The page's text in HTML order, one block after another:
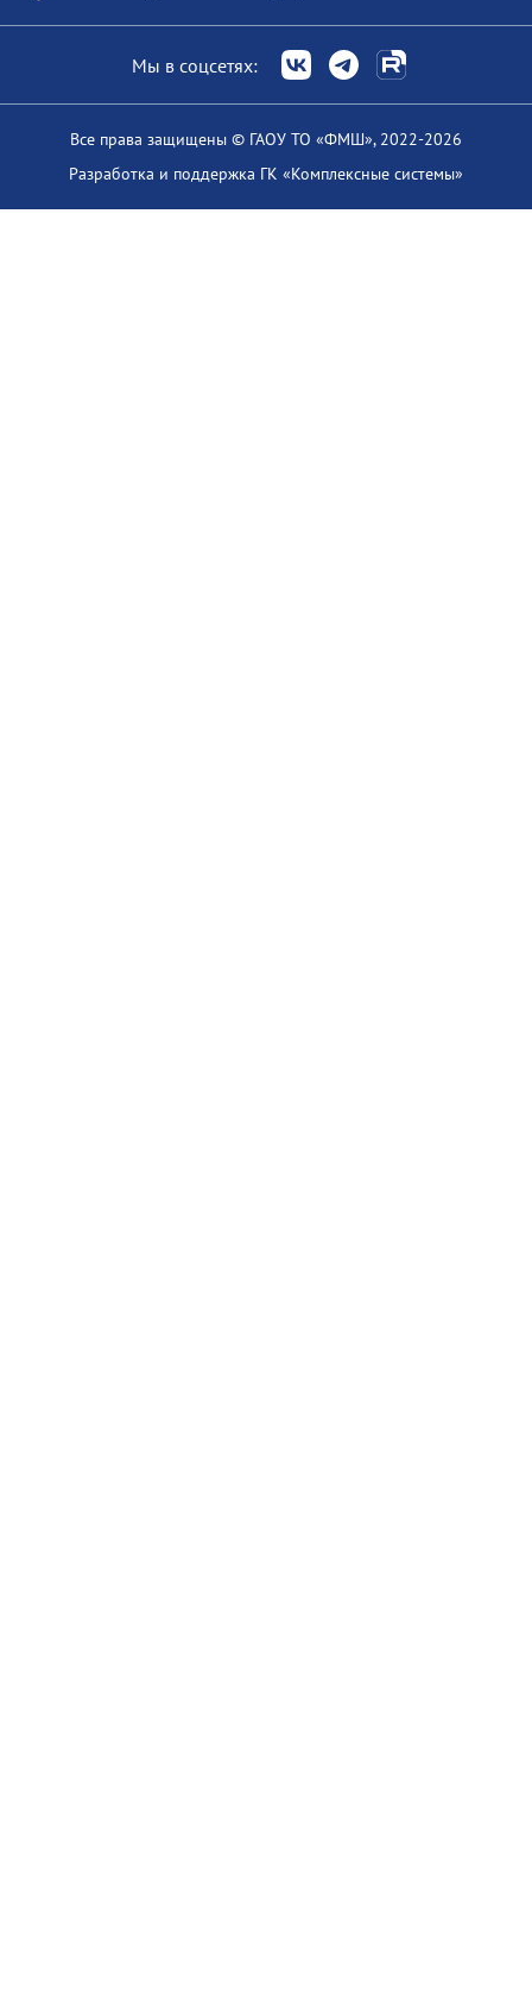
Мы в соцсетях:
Все права защищены © ГАОУ ТО «ФМШ», 2022-2026
Разработка и поддержка ГК «Комплексные системы»